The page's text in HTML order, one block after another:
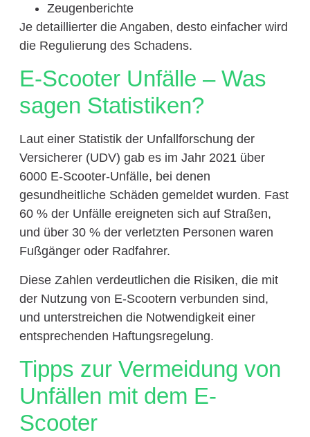
Zeugenberichte
Je detaillierter die Angaben, desto einfacher wird
die Regulierung des Schadens.
E-Scooter Unfälle – Was
sagen Statistiken?
Laut einer Statistik der Unfallforschung der
Versicherer (UDV) gab es im Jahr 2021 über
6000 E-Scooter-Unfälle, bei denen
gesundheitliche Schäden gemeldet wurden. Fast
60 % der Unfälle ereigneten sich auf Straßen,
und über 30 % der verletzten Personen waren
Fußgänger oder Radfahrer.
Diese Zahlen verdeutlichen die Risiken, die mit
der Nutzung von E-Scootern verbunden sind,
und unterstreichen die Notwendigkeit einer
entsprechenden Haftungsregelung.
Tipps zur Vermeidung von
Unfällen mit dem E-
Scooter